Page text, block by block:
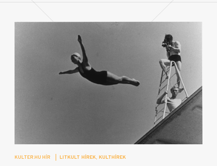
KULTER.HU HÍR LITKULT HÍREK KULTHÍREK